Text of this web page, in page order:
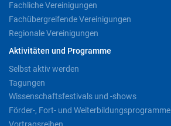
Fachliche Vereinigungen
Fachübergreifende Vereinigungen
Regionale Vereinigungen
Aktivitäten und Programme
Selbst aktiv werden
Tagungen
Wissenschaftsfestivals und -shows
Förder-, Fort- und Weiterbildungsprogramme